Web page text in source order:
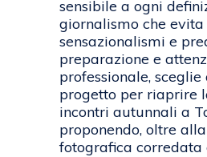
sensibile a ogni
giornalismo che evita
sensazionalismi e
preparazione e
professionale, sceglie
progetto per riaprire
incontri autunnali a
proponendo, oltre
fotografica corredata